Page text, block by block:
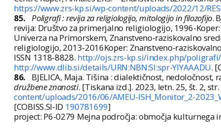
https://www.zrs-kp.si/wp-content/uploads/2022/12/
85. Poligrafi : revija za religiologijo, mitologijo in filozofijo.
revija: Društvo za primerjalno religiologijo, 1996-
Univerza na Primorskem, Znanstveno-raziskovalno
religiologijo, 2013-2016Koper: Znanstveno-
ISSN 1318-8828. http://ojs.zrs-kp.si/index.php/
http://www.dlib.si/details/URN:NBN:SI:spr-YIYAAADU.
86.
BJELICA, Maja. Tišina : dialektičnost,
družbene znanosti. [Tiskana izd.]. 2023, letn. 25, št. 2,
content/uploads/2016/06/AMEU-ISH_Monitor_2-
[COBISS.SI-ID 190781699]
project: P6-0279 Mejna področja: območja kulturnega